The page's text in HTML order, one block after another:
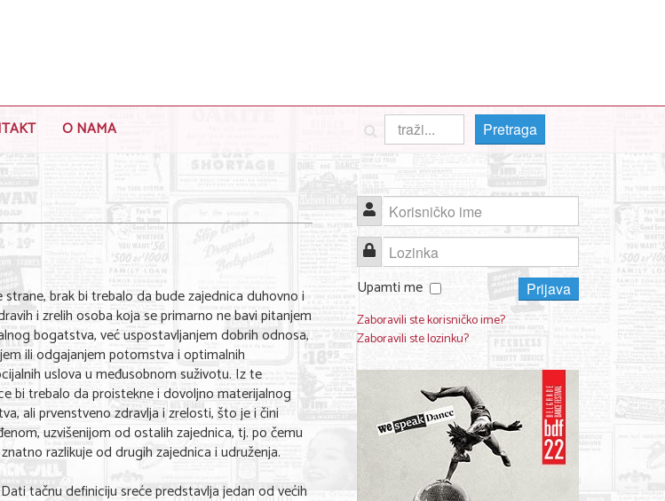
O NAMA Pretraga
strane, brak bi trebalo da bude zajednica duhovno i
i zrelih osoba koja se primarno ne bavi pitanjem
bogatstva, već uspostavljanjem dobrih odnosa,
ili odgajanjem potomstva i optimalnih
uslova u međusobnom suživotu. Iz te
bi trebalo da proistekne i dovoljno materijalnog
ali prvenstveno zdravlja i zrelosti, što je i čini
uzvišenijom od ostalih zajednica, tj. po čemu
razlikuje od drugih zajednica i udruženja.
tačnu definiciju sreće predstavlja jedan od većih
Korisničko ime
Lozinka
Upamti me
Prijava
Zaboravili ste korisničko ime?
Zaboravili ste lozinku?